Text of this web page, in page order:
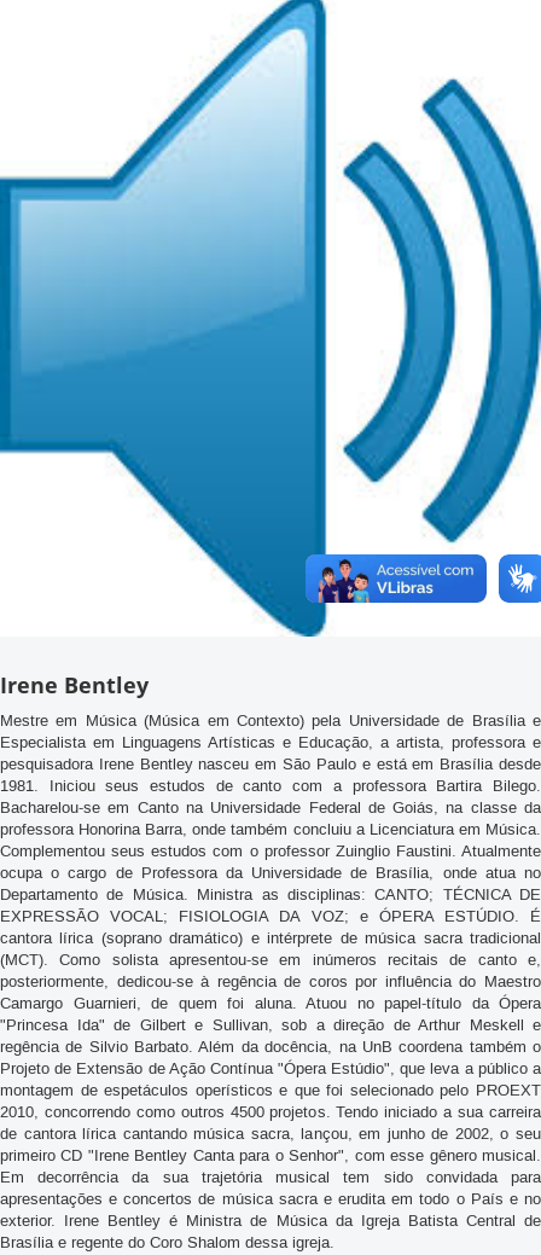
Irene Bentley
Mestre em Música (Música em Contexto) pela Universidade de Brasília e
Especialista em Linguagens Artísticas e Educação, a artista, professora e
pesquisadora Irene Bentley nasceu em São Paulo e está em Brasília desde
1981. Iniciou seus estudos de canto com a professora Bartira Bilego.
Bacharelou-se em Canto na Universidade Federal de Goiás, na classe da
professora Honorina Barra, onde também concluiu a Licenciatura em Música.
Complementou seus estudos com o professor Zuinglio Faustini. Atualmente
ocupa o cargo de Professora da Universidade de Brasília, onde atua no
Departamento de Música. Ministra as disciplinas: CANTO; TÉCNICA DE
EXPRESSÃO VOCAL; FISIOLOGIA DA VOZ; e ÓPERA ESTÚDIO. É
cantora lírica (soprano dramático) e intérprete de música sacra tradicional
(MCT). Como solista apresentou-se em inúmeros recitais de canto e,
posteriormente, dedicou-se à regência de coros por influência do Maestro
Camargo Guarnieri, de quem foi aluna. Atuou no papel-título da Ópera
"Princesa Ida" de Gilbert e Sullivan, sob a direção de Arthur Meskell e
regência de Silvio Barbato. Além da docência, na UnB coordena também o
Projeto de Extensão de Ação Contínua "Ópera Estúdio", que leva a público a
montagem de espetáculos operísticos e que foi selecionado pelo PROEXT
2010, concorrendo como outros 4500 projetos. Tendo iniciado a sua carreira
de cantora lírica cantando música sacra, lançou, em junho de 2002, o seu
primeiro CD "Irene Bentley Canta para o Senhor", com esse gênero musical.
Em decorrência da sua trajetória musical tem sido convidada para
apresentações e concertos de música sacra e erudita em todo o País e no
exterior. Irene Bentley é Ministra de Música da Igreja Batista Central de
Brasília e regente do Coro Shalom dessa igreja.